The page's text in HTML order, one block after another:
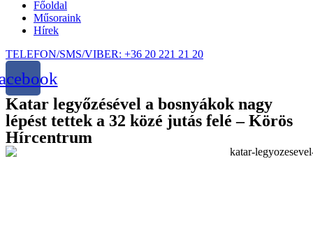
Főoldal
Műsoraink
Hírek
TELEFON/SMS/VIBER: +36 20 221 21 20
Katar legyőzésével a bosnyákok nagy
lépést tettek a 32 közé jutás felé – Körös
Hírcentrum